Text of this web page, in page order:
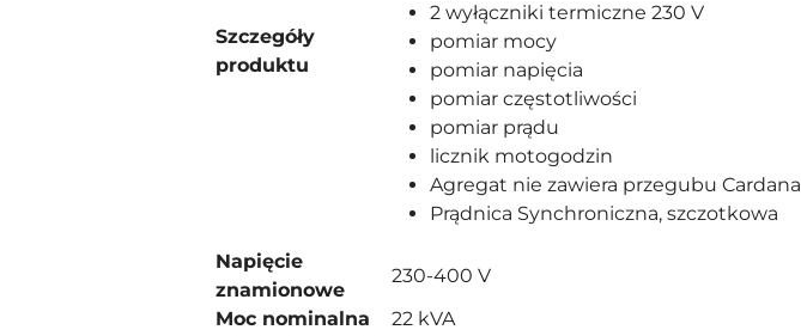
Szczegóły
produktu
2 wyłączniki termiczne 230 V
pomiar mocy
pomiar napięcia
pomiar częstotliwości
pomiar prądu
licznik motogodzin
Agregat nie zawiera przegubu Cardana
Prądnica Synchroniczna, szczotkowa
Napięcie
znamionowe
230-400 V
Moc nominalna
22 kVA